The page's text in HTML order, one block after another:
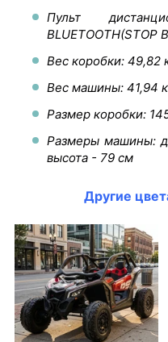
Пульт
BLUETOOTH(STOP
Вес коробки: 49,82
Вес машины: 41,94
Размер коробки:
Размеры машины:
высота - 79 см
Другие